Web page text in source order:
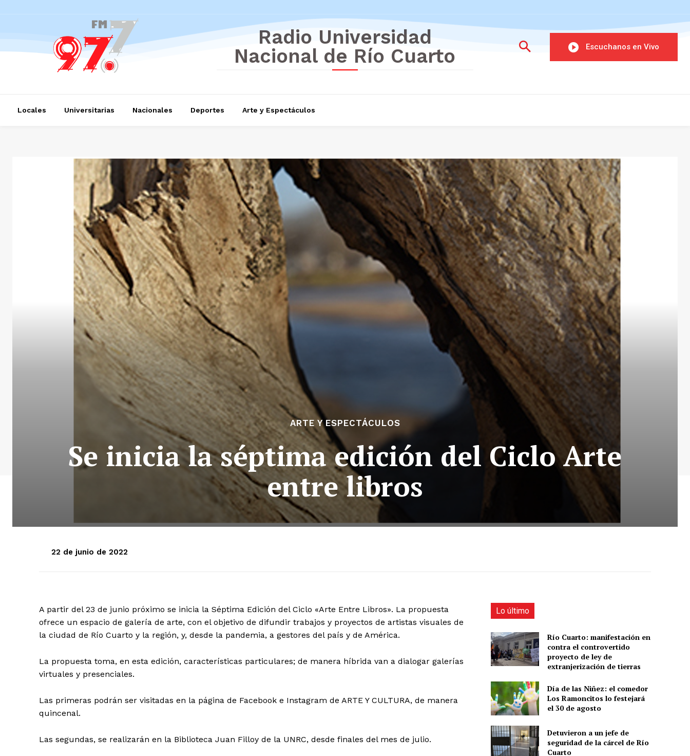
Radio Universidad
Nacional de Río Cuarto
Escuchanos en Vivo
Locales Universitarias Nacionales Deportes Arte y Espectáculos
ARTE Y ESPECTÁCULOS
Se inicia la séptima edición del Ciclo Arte
entre libros
22 de junio de 2022
A partir del 23 de junio próximo se inicia la Séptima Edición del Ciclo «Arte Entre Libros». La propuesta
ofrece un espacio de galería de arte, con el objetivo de difundir trabajos y proyectos de artistas visuales de
la ciudad de Río Cuarto y la región, y, desde la pandemia, a gestores del país y de América.
La propuesta toma, en esta edición, características particulares; de manera híbrida van a dialogar galerías
virtuales y presenciales.
Las primeras podrán ser visitadas en la página de Facebook e Instagram de ARTE Y CULTURA, de manera
quincenal.
Las segundas, se realizarán en la Biblioteca Juan Filloy de la UNRC, desde finales del mes de julio.
Lo último
Río Cuarto: manifestación en
contra el controvertido
proyecto de ley de
extranjerización de tierras
Día de las Niñez: el comedor
Los Ramoncitos lo festejará
el 30 de agosto
Detuvieron a un jefe de
seguridad de la cárcel de Río
Cuarto